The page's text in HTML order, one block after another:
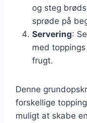
og steg
sprøde på
Servering:
med
frugt.
Denne
forskellige
muligt at skabe